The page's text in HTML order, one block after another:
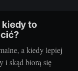
kiedy to
a kiedy lepiej
i skąd biorą się